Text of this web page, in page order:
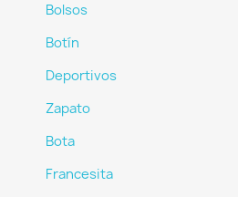
Bolsos
Botín
Deportivos
Zapato
Bota
Francesita
Crear lista de deseos